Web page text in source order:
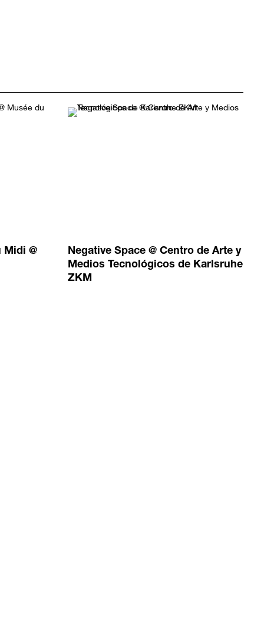
Midi @
Negative Space @ Centro de Arte y
Medios Tecnológicos de Karlsruhe
ZKM